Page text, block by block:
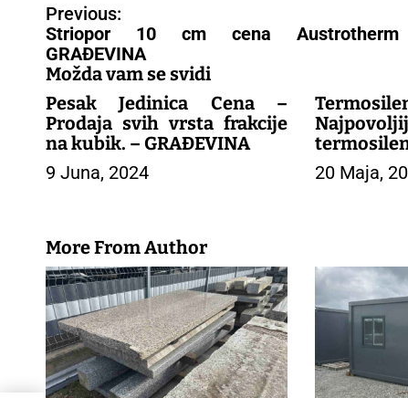
N
a
v
i
g
a
c
i
j
a
n
a
k
a
Previous:
Striopor 10 cm cena
GRAĐEVINA
Možda vam se svidi
Pesak Jedinica Cena –
Prodaja svih vrsta frakcije
na kubik. – GRAĐEVINA
9 Juna, 2024
20 Maja,
More From Author